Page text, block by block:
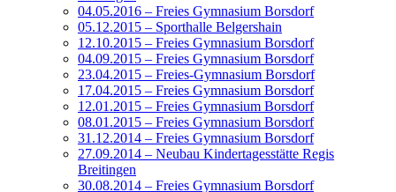
04.05.2016 – Freies Gymnasium Borsdorf
05.12.2015 – Sporthalle Belgershain
12.10.2015 – Freies Gymnasium Borsdorf
04.09.2015 – Freies Gymnasium Borsdorf
23.04.2015 – Freies-Gymnasium Borsdorf
17.04.2015 – Freies Gymnasium Borsdorf
12.01.2015 – Freies Gymnasium Borsdorf
08.01.2015 – Freies Gymnasium Borsdorf
31.12.2014 – Freies Gymnasium Borsdorf
27.09.2014 – Neubau Kindertagesstätte Regis
Breitingen
30.08.2014 – Freies Gymnasium Borsdorf